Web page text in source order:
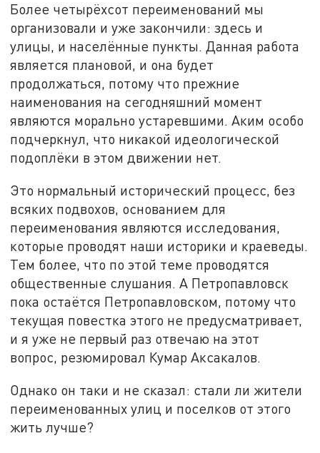
Более четырёхсот переименований мы
организовали и уже закончили: здесь и
улицы, и населённые пункты. Данная работа
является плановой, и она будет
продолжаться, потому что прежние
наименования на сегодняшний момент
являются морально устаревшими. Аким особо
подчеркнул, что никакой идеологической
подоплёки в этом движении нет.
Это нормальный исторический процесс, без
всяких подвохов, основанием для
переименования являются исследования,
которые проводят наши историки и краеведы.
Тем более, что по этой теме проводятся
общественные слушания. А Петропавловск
пока остаётся Петропавловском, потому что
текущая повестка этого не предусматривает,
и я уже не первый раз отвечаю на этот
вопрос, резюмировал Кумар Аксакалов.
Однако он таки и не сказал: стали ли жители
переименованных улиц и поселков от этого
жить лучше?